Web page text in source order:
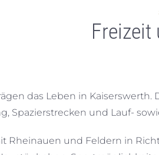
Freizeit
das Leben in
Spazierstrecken und Lauf-
Rheinauen und Feldern in